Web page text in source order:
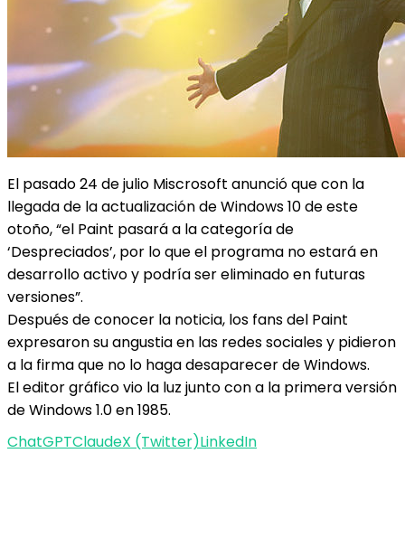
El pasado 24 de julio Miscrosoft anunció que con la
llegada de la actualización de Windows 10 de este
otoño, “el Paint pasará a la categoría de
‘Despreciados’, por lo que el programa no estará en
desarrollo activo y podría ser eliminado en futuras
versiones”.
Después de conocer la noticia, los fans del Paint
expresaron su angustia en las redes sociales y pidieron
a la firma que no lo haga desaparecer de Windows.
El editor gráfico vio la luz junto con a la primera versión
de Windows 1.0 en 1985.
ChatGPTClaudeX (Twitter)LinkedIn